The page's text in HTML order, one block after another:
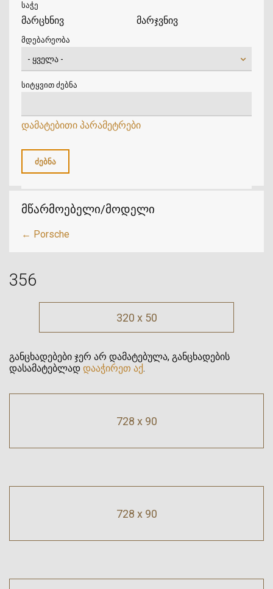
საჭე
მარცხნივ მარჯვნივ
მდებარეობა
სიტყვით ძებნა
დამატებითი პარამეტრები
მწარმოებელი/მოდელი
← Porsche
356
320 x 50
განცხადებები ჯერ არ დამატებულა, განცხადების
დასამატებლად დააჭირეთ აქ.
728 x 90
728 x 90